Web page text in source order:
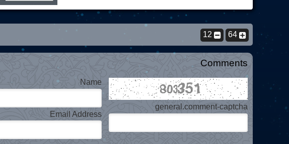
64
12
Comments
Name
Email Address
general.comment-captcha